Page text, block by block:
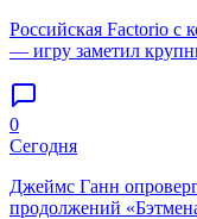
Российская Factorio с
— игру заметил
0
Сегодня
Джеймс Ганн
продолжений